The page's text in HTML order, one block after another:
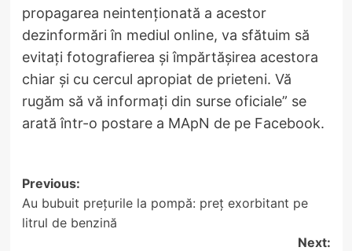
propagarea neintenționată a acestor
dezinformări în mediul online, va sfătuim să
evitați fotografierea și împărtășirea acestora
chiar și cu cercul apropiat de prieteni. Vă
rugăm să vă informați din surse oficiale” se
arată într-o postare a MApN de pe Facebook.
Post
navigation
Previous:
Au bubuit prețurile la pompă: preț exorbitant pe
litrul de benzină
Next: